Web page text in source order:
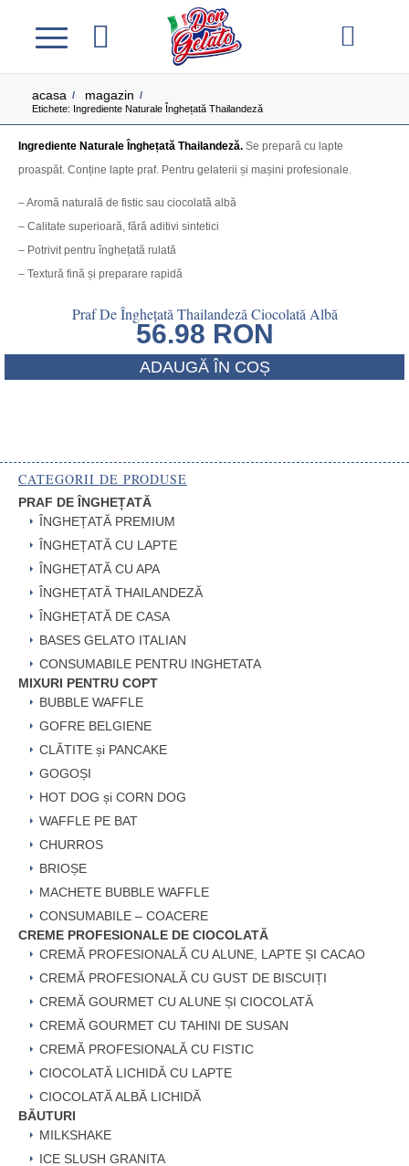
acasa / magazin /
Etichete: Ingrediente Naturale Înghețată Thailandeză
Ingrediente Naturale Înghețată Thailandeză. Se prepară cu lapte
proaspăt. Conține lapte praf. Pentru gelaterii și mașini profesionale.
– Aromă naturală de fistic sau ciocolată albă
– Calitate superioară, fără aditivi sintetici
– Potrivit pentru înghețată rulată
– Textură fină și preparare rapidă
Praf De Înghețată Thailandeză Ciocolată Albă
56.98 RON
ADAUGĂ ÎN COȘ
CATEGORII DE PRODUSE
PRAF DE ÎNGHEȚATĂ
ÎNGHEȚATĂ PREMIUM
ÎNGHEȚATĂ CU LAPTE
ÎNGHEȚATĂ CU APA
ÎNGHEȚATĂ THAILANDEZĂ
ÎNGHEȚATĂ DE CASA
BASES GELATO ITALIAN
CONSUMABILE PENTRU INGHETATA
MIXURI PENTRU COPT
BUBBLE WAFFLE
GOFRE BELGIENE
CLĂTITE și PANCAKE
GOGOȘI
HOT DOG și CORN DOG
WAFFLE PE BAT
CHURROS
BRIOȘE
MACHETE BUBBLE WAFFLE
CONSUMABILE – COACERE
CREME PROFESIONALE DE CIOCOLATĂ
CREMĂ PROFESIONALĂ CU ALUNE, LAPTE ȘI CACAO
CREMĂ PROFESIONALĂ CU GUST DE BISCUIȚI
CREMĂ GOURMET CU ALUNE ȘI CIOCOLATĂ
CREMĂ GOURMET CU TAHINI DE SUSAN
CREMĂ PROFESIONALĂ CU FISTIC
CIOCOLATĂ LICHIDĂ CU LAPTE
CIOCOLATĂ ALBĂ LICHIDĂ
BĂUTURI
MILKSHAKE
ICE SLUSH GRANITA